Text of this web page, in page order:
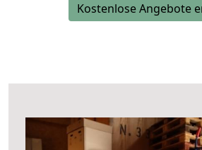
Kostenlose Angebote